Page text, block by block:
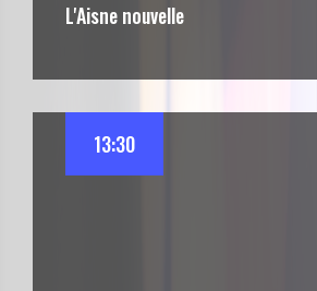
L'Aisne nouvelle
13:30